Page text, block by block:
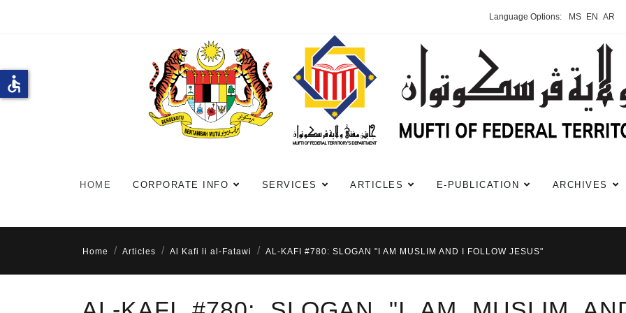
Language Options: MS EN AR
HOME CORPORATE INFO SERVICES ARTICLES E-PUBLICATION ARCHIVES
Home Articles Al Kafi li al-Fatawi AL-KAFI #780: SLOGAN "I AM MUSLIM AND I FOLLOW JESUS"
accessible